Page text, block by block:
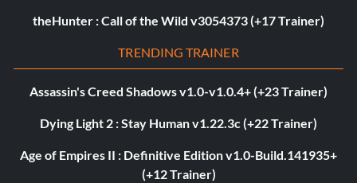
theHunter : Call of the Wild v3054373 (+17 Trainer)
TRENDING TRAINER
Assassin's Creed Shadows v1.0-v1.0.4+ (+23 Trainer)
Dying Light 2 : Stay Human v1.22.3c (+22 Trainer)
Age of Empires II : Definitive Edition v1.0-Build.141935+
(+12 Trainer)